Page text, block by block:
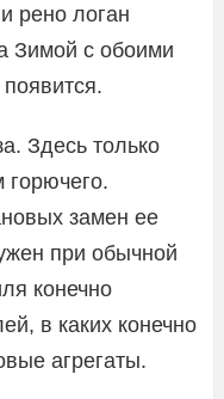
рено логан
Зимой с обоими
Здесь только
горючего.
замен ее
при обычной
конечно
в каких конечно
агрегаты.